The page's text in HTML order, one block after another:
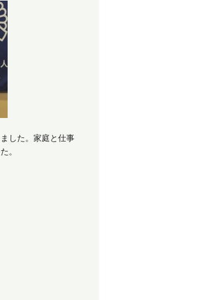
した。家庭と仕事
。